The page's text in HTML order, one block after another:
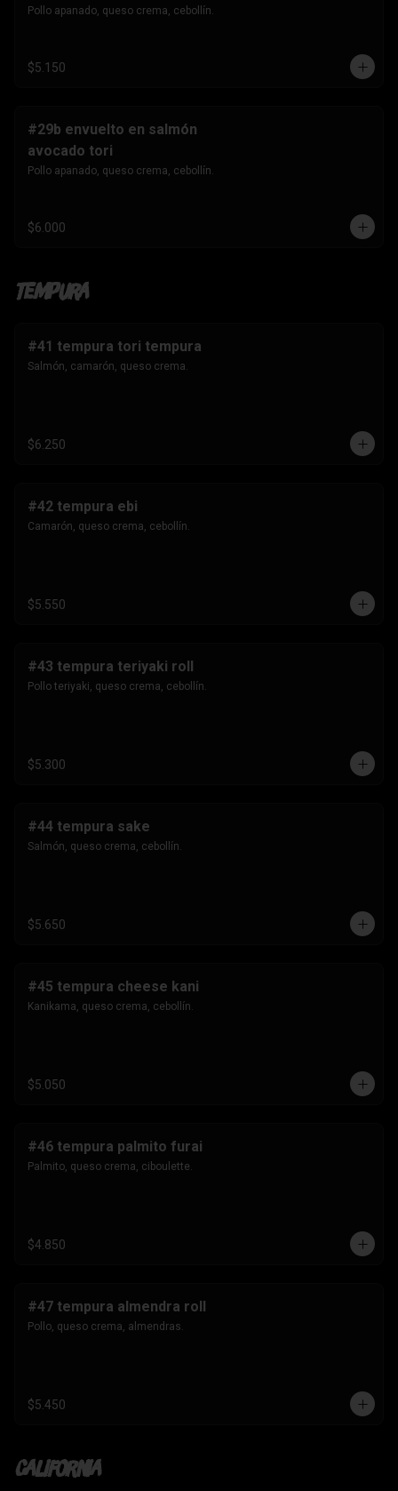
Pollo apanado, queso crema, cebollín.
$5.150
#29b envuelto en salmón
avocado tori
Pollo apanado, queso crema, cebollín.
$6.000
Tempura
#41 tempura tori tempura
Salmón, camarón, queso crema.
$6.250
#42 tempura ebi
Camarón, queso crema, cebollín.
$5.550
#43 tempura teriyaki roll
Pollo teriyaki, queso crema, cebollín.
$5.300
#44 tempura sake
Salmón, queso crema, cebollín.
$5.650
#45 tempura cheese kani
Kanikama, queso crema, cebollín.
$5.050
#46 tempura palmito furai
Palmito, queso crema, ciboulette.
$4.850
#47 tempura almendra roll
Pollo, queso crema, almendras.
$5.450
California